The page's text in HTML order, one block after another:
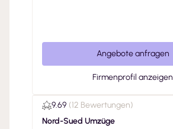
Angebote anfragen
Firmenprofil anzeigen
9.69 (12 Bewertungen)
Nord-Sued Umzüge